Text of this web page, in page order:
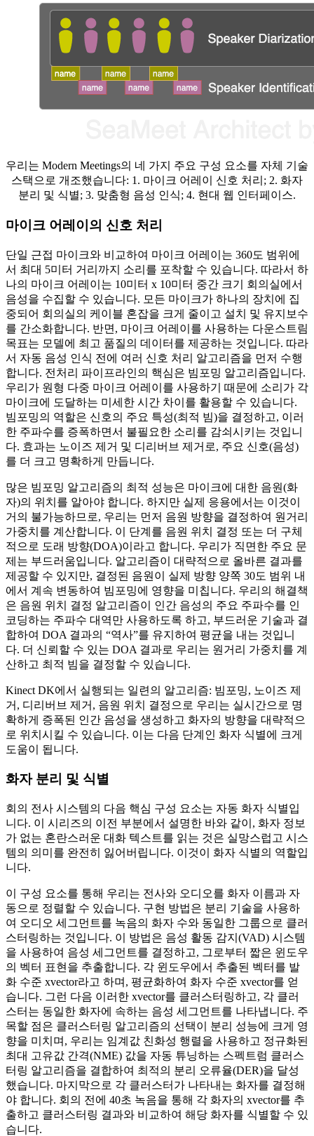
우리는 Modern Meetings의 네 가지 주요 구성 요소를 자체 기술
스택으로 개조했습니다: 1. 마이크 어레이 신호 처리; 2. 화자
분리 및 식별; 3. 맞춤형 음성 인식; 4. 현대 웹 인터페이스.
마이크 어레이의 신호 처리
단일 근접 마이크와 비교하여 마이크 어레이는 360도 범위에
서 최대 5미터 거리까지 소리를 포착할 수 있습니다. 따라서 하
나의 마이크 어레이는 10미터 x 10미터 중간 크기 회의실에서
음성을 수집할 수 있습니다. 모든 마이크가 하나의 장치에 집
중되어 회의실의 케이블 혼잡을 크게 줄이고 설치 및 유지보수
를 간소화합니다. 반면, 마이크 어레이를 사용하는 다운스트림
목표는 모델에 최고 품질의 데이터를 제공하는 것입니다. 따라
서 자동 음성 인식 전에 여러 신호 처리 알고리즘을 먼저 수행
합니다. 전처리 파이프라인의 핵심은 빔포밍 알고리즘입니다.
우리가 원형 다중 마이크 어레이를 사용하기 때문에 소리가 각
마이크에 도달하는 미세한 시간 차이를 활용할 수 있습니다.
빔포밍의 역할은 신호의 주요 특성(최적 빔)을 결정하고, 이러
한 주파수를 증폭하면서 불필요한 소리를 감쇠시키는 것입니
다. 효과는 노이즈 제거 및 디리버브 제거로, 주요 신호(음성)
를 더 크고 명확하게 만듭니다.
많은 빔포밍 알고리즘의 최적 성능은 마이크에 대한 음원(화
자)의 위치를 알아야 합니다. 하지만 실제 응용에서는 이것이
거의 불가능하므로, 우리는 먼저 음원 방향을 결정하여 원거리
가중치를 계산합니다. 이 단계를 음원 위치 결정 또는 더 구체
적으로 도래 방향(DOA)이라고 합니다. 우리가 직면한 주요 문
제는 부드러움입니다. 알고리즘이 대략적으로 올바른 결과를
제공할 수 있지만, 결정된 음원이 실제 방향 양쪽 30도 범위 내
에서 계속 변동하여 빔포밍에 영향을 미칩니다. 우리의 해결책
은 음원 위치 결정 알고리즘이 인간 음성의 주요 주파수를 인
코딩하는 주파수 대역만 사용하도록 하고, 부드러운 기술과 결
합하여 DOA 결과의 “역사”를 유지하여 평균을 내는 것입니
다. 더 신뢰할 수 있는 DOA 결과로 우리는 원거리 가중치를 계
산하고 최적 빔을 결정할 수 있습니다.
Kinect DK에서 실행되는 일련의 알고리즘: 빔포밍, 노이즈 제
거, 디리버브 제거, 음원 위치 결정으로 우리는 실시간으로 명
확하게 증폭된 인간 음성을 생성하고 화자의 방향을 대략적으
로 위치시킬 수 있습니다. 이는 다음 단계인 화자 식별에 크게
도움이 됩니다.
화자 분리 및 식별
회의 전사 시스템의 다음 핵심 구성 요소는 자동 화자 식별입
니다. 이 시리즈의 이전 부분에서 설명한 바와 같이, 화자 정보
가 없는 혼란스러운 대화 텍스트를 읽는 것은 실망스럽고 시스
템의 의미를 완전히 잃어버립니다. 이것이 화자 식별의 역할입
니다.
이 구성 요소를 통해 우리는 전사와 오디오를 화자 이름과 자
동으로 정렬할 수 있습니다. 구현 방법은 분리 기술을 사용하
여 오디오 세그먼트를 녹음의 화자 수와 동일한 그룹으로 클러
스터링하는 것입니다. 이 방법은 음성 활동 감지(VAD) 시스템
을 사용하여 음성 세그먼트를 결정하고, 그로부터 짧은 윈도우
의 벡터 표현을 추출합니다. 각 윈도우에서 추출된 벡터를 발
화 수준 xvector라고 하며, 평균화하여 화자 수준 xvector를 얻
습니다. 그런 다음 이러한 xvector를 클러스터링하고, 각 클러
스터는 동일한 화자에 속하는 음성 세그먼트를 나타냅니다. 주
목할 점은 클러스터링 알고리즘의 선택이 분리 성능에 크게 영
향을 미치며, 우리는 임계값 친화성 행렬을 사용하고 정규화된
최대 고유값 간격(NME) 값을 자동 튜닝하는 스펙트럼 클러스
터링 알고리즘을 결합하여 최적의 분리 오류율(DER)을 달성
했습니다. 마지막으로 각 클러스터가 나타내는 화자를 결정해
야 합니다. 회의 전에 40초 녹음을 통해 각 화자의 xvector를 추
출하고 클러스터링 결과와 비교하여 해당 화자를 식별할 수 있
습니다.